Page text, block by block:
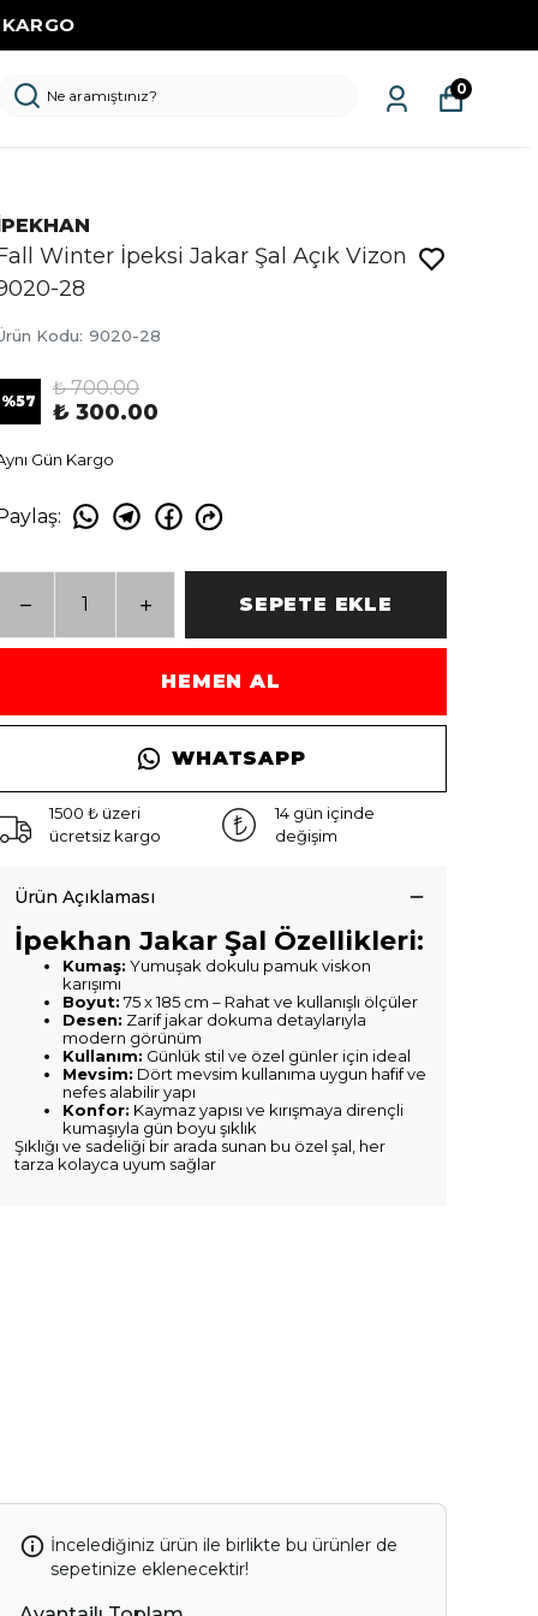
0
Winter İpeksi Jakar Şal Açık Vizon
28
Kodu: 9020-28
%57
₺ 700.00
₺ 300.00
Gün Kargo
:
SEPETE EKLE
HEMEN AL
WHATSAPP
1500 ₺ üzeri
ücretsiz kargo
14 gün içinde
değişim
Ürün Açıklaması
İpekhan Jakar Şal Özellikleri:
Kumaş: Yumuşak dokulu pamuk viskon
karışımı
Boyut: 75 x 185 cm – Rahat ve kullanışlı ölçüler
Desen: Zarif jakar dokuma detaylarıyla
modern görünüm
Kullanım: Günlük stil ve özel günler için ideal
Mevsim: Dört mevsim kullanıma uygun hafif ve
nefes alabilir yapı
Konfor: Kaymaz yapısı ve kırışmaya dirençli
kumaşıyla gün boyu şıklık
Şıklığı ve sadeliği bir arada sunan bu özel şal, her
tarza kolayca uyum sağlar
İncelediğiniz ürün ile birlikte bu ürünler de
sepetinize eklenecektir!